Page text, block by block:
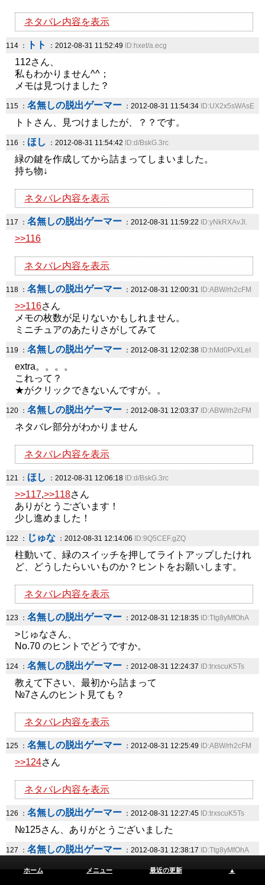
ネタバレ内容を表示
114 ： トト ：2012-08-31 11:52:49 ID:hxet/a.ecg
112さん、
私もわかりません^^；
メモは見つけました？
115 ： 名無しの脱出ゲーマー ：2012-08-31 11:54:34 ID:UX2x5sWAsE
トトさん、見つけましたが、？？です。
116 ： ほし ：2012-08-31 11:54:42 ID:d/BskG.3rc
緑の鍵を作成してから詰まってしまいました。
持ち物↓
ネタバレ内容を表示
117 ： 名無しの脱出ゲーマー ：2012-08-31 11:59:22 ID:yNkRXAvJl.
>>116
ネタバレ内容を表示
118 ： 名無しの脱出ゲーマー ：2012-08-31 12:00:31 ID:ABW/rh2cFM
>>116さん
メモの枚数が足りないかもしれません。
ミニチュアのあたりさがしてみて
119 ： 名無しの脱出ゲーマー ：2012-08-31 12:02:38 ID:hMd0PvXLeI
extra。。。。
これって？
★がクリックできないんですが。。
120 ： 名無しの脱出ゲーマー ：2012-08-31 12:03:37 ID:ABW/rh2cFM
ネタバレ部分がわかりません
ネタバレ内容を表示
121 ： ほし ：2012-08-31 12:06:18 ID:d/BskG.3rc
>>117,>>118さん
ありがとうございます！
少し進めました！
122 ： じゅな ：2012-08-31 12:14:06 ID:9Q5CEF.gZQ
柱動いて、緑のスイッチを押してライトアップしたけれ
ど、どうしたらいいものか？ヒントをお願いします。
ネタバレ内容を表示
123 ： 名無しの脱出ゲーマー ：2012-08-31 12:18:35 ID:Ttg8yMfOhA
>じゅなさん、
No.70 のヒントでどうですか。
124 ： 名無しの脱出ゲーマー ：2012-08-31 12:24:37 ID:trxscuK5Ts
教えて下さい、最初から詰まって
№7さんのヒント見ても？
ネタバレ内容を表示
125 ： 名無しの脱出ゲーマー ：2012-08-31 12:25:49 ID:ABW/rh2cFM
>>124さん
ネタバレ内容を表示
126 ： 名無しの脱出ゲーマー ：2012-08-31 12:27:45 ID:trxscuK5Ts
№125さん、ありがとうございました
127 ： 名無しの脱出ゲーマー ：2012-08-31 12:38:17 ID:Ttg8yMfOhA
クリア後のおまけで詰まっています。
ホーム メニュー 最近の更新 ▲